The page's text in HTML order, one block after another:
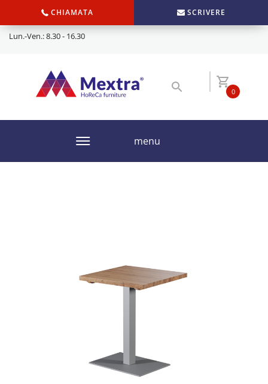
CHIAMATA SCRIVERE
Lun.-Ven.: 8.30 - 16.30
0
menu